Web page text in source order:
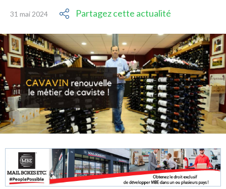
31 mai 2024 Partagez cette actualité